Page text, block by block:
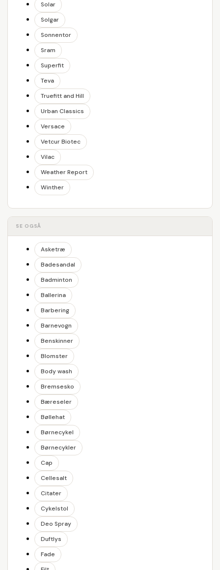
Solar
Solgar
Sonnentor
Sram
Superfit
Teva
Truefitt and Hill
Urban Classics
Versace
Vetcur Biotec
Vilac
Weather Report
Winther
SE OGSÅ
Asketræ
Badesandal
Badminton
Ballerina
Barbering
Barnevogn
Benskinner
Blomster
Body wash
Bremsesko
Bæreseler
Bøllehat
Børnecykel
Børnecykler
Cap
Cellesalt
Citater
Cykelstol
Deo Spray
Duftlys
Fade